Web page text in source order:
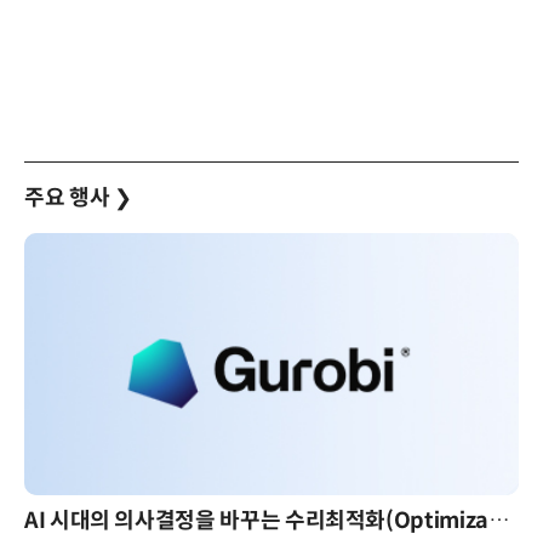
주요 행사 ❯
AI 핀옵스 실전 세미나: 폭증하는 AI 토큰 비용 관리 전략